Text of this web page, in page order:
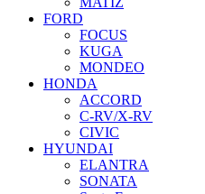
FORD
FOCUS
KUGA
MONDEO
HONDA
ACCORD
C-RV/X-RV
CIVIC
HYUNDAI
ELANTRA
SONATA